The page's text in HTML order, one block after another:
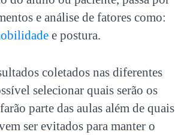
e análise de fatores como:
e postura.
coletados nas diferentes
selecionar quais serão os
parte das aulas além de quais
ser evitados para manter o